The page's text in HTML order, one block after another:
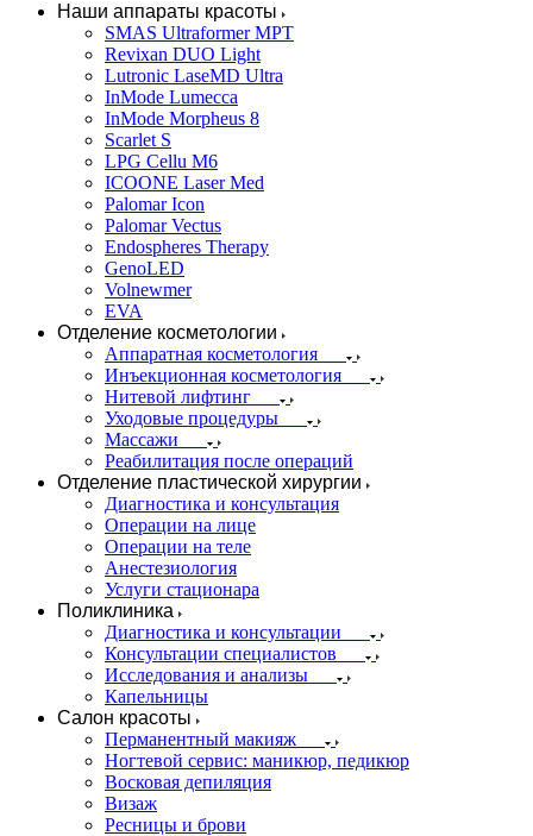
Наши аппараты красоты
SMAS Ultraformer MPT
Revixan DUO Light
Lutronic LaseMD Ultra
InMode Lumecca
InMode Morpheus 8
Scarlet S
LPG Cellu M6
ICOONE Laser Med
Palomar Icon
Palomar Vectus
Endospheres Therapy
GenoLED
Volnewmer
EVA
Отделение косметологии
Аппаратная косметология
Инъекционная косметология
Нитевой лифтинг
Уходовые процедуры
Массажи
Реабилитация после операций
Отделение пластической хирургии
Диагностика и консультация
Операции на лице
Операции на теле
Анестезиология
Услуги стационара
Поликлиника
Диагностика и консультации
Консультации специалистов
Исследования и анализы
Капельницы
Салон красоты
Перманентный макияж
Ногтевой сервис: маникюр, педикюр
Восковая депиляция
Визаж
Ресницы и брови